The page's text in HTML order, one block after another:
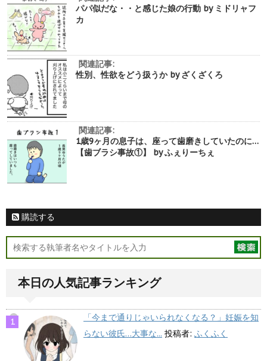
パパ似だな・・と感じた娘の行動 by ミドリャフ
カ
関連記事:
性別、性欲をどう扱うか by ざくざくろ
関連記事:
1歳9ヶ月の息子は、座って歯磨きしていたのに…
【歯ブラシ事故①】 by ふぇりーちぇ
購読する
本日の人気記事ランキング
「今まで通りじゃいられなくなる？」妊娠を知
らない彼氏…大事な... 投稿者: ふくふく